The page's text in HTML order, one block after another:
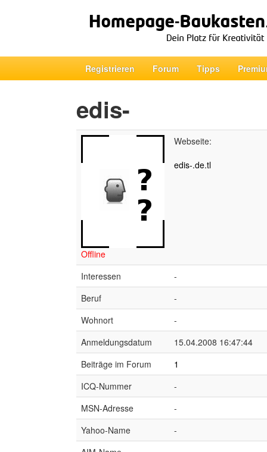
Registrieren Forum Tipps
edis-
Offline
Webseite:
edis-.de.tl
Interessen
-
Beruf
-
Wohnort
-
Anmeldungsdatum
15.04.2008 16:47:44
Beiträge im Forum
1
ICQ-Nummer
-
MSN-Adresse
-
Yahoo-Name
-